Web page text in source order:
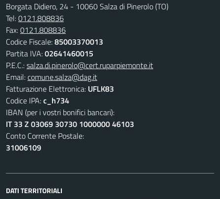
Borgata Didiero, 24 - 10060 Salza di Pinerolo (TO)
Tel:0121.808836
Fax:0121.808836
Codice Fiscale:85003370013
Partita IVA:02641460015
P.E.C.:salza.di.pinerolo@cert.ruparpiemonte.it
Email:comune.salza@dag.it
Fatturazione Elettronica: UFLK83
Codice IPA:c_h734
IBAN (per i vostri bonifici bancari):
IT 33 Z 03069 30730 1000000 46103
Conto Corrente Postale:
31006109
DATI TERRITORIALI